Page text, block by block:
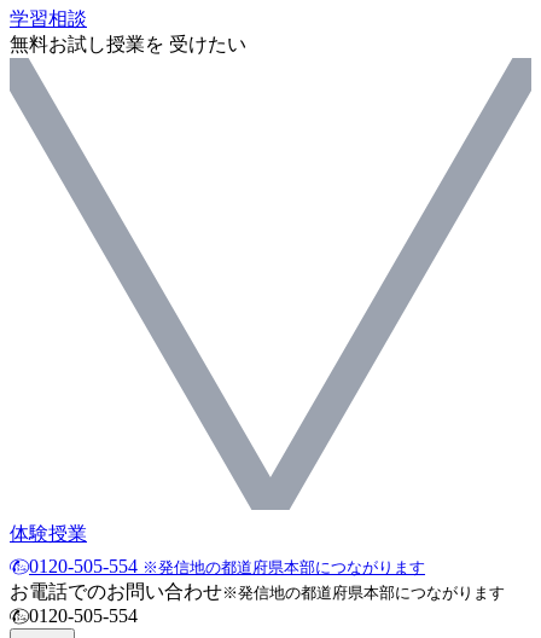
学習相談
無料お試し授業を 受けたい
体験授業
0120-505-554 ※発信地の都道府県本部につながります
お電話でのお問い合わせ※発信地の都道府県本部につながります
0120-505-554